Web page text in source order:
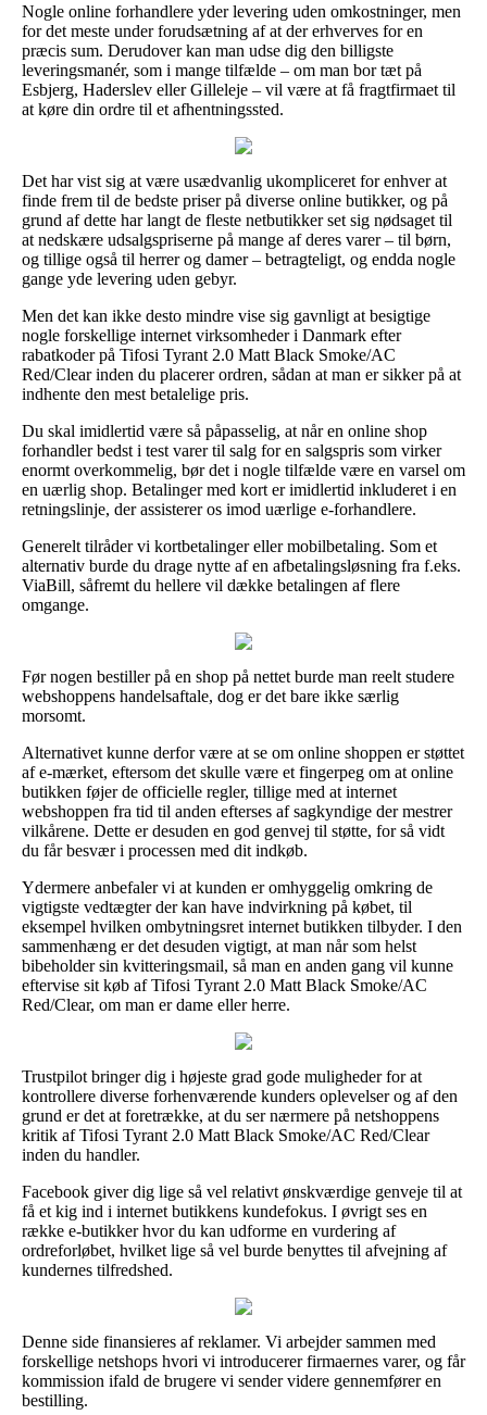
Nogle online forhandlere yder levering uden omkostninger, men
for det meste under forudsætning af at der erhverves for en
præcis sum. Derudover kan man udse dig den billigste
leveringsmanér, som i mange tilfælde – om man bor tæt på
Esbjerg, Haderslev eller Gilleleje – vil være at få fragtfirmaet til
at køre din ordre til et afhentningssted.
Det har vist sig at være usædvanlig ukompliceret for enhver at
finde frem til de bedste priser på diverse online butikker, og på
grund af dette har langt de fleste netbutikker set sig nødsaget til
at nedskære udsalgspriserne på mange af deres varer – til børn,
og tillige også til herrer og damer – betragteligt, og endda nogle
gange yde levering uden gebyr.
Men det kan ikke desto mindre vise sig gavnligt at besigtige
nogle forskellige internet virksomheder i Danmark efter
rabatkoder på Tifosi Tyrant 2.0 Matt Black Smoke/AC
Red/Clear inden du placerer ordren, sådan at man er sikker på at
indhente den mest betalelige pris.
Du skal imidlertid være så påpasselig, at når en online shop
forhandler bedst i test varer til salg for en salgspris som virker
enormt overkommelig, bør det i nogle tilfælde være en varsel om
en uærlig shop. Betalinger med kort er imidlertid inkluderet i en
retningslinje, der assisterer os imod uærlige e-forhandlere.
Generelt tilråder vi kortbetalinger eller mobilbetaling. Som et
alternativ burde du drage nytte af en afbetalingsløsning fra f.eks.
ViaBill, såfremt du hellere vil dække betalingen af flere
omgange.
Før nogen bestiller på en shop på nettet burde man reelt studere
webshoppens handelsaftale, dog er det bare ikke særlig
morsomt.
Alternativet kunne derfor være at se om online shoppen er støttet
af e-mærket, eftersom det skulle være et fingerpeg om at online
butikken føjer de officielle regler, tillige med at internet
webshoppen fra tid til anden efterses af sagkyndige der mestrer
vilkårene. Dette er desuden en god genvej til støtte, for så vidt
du får besvær i processen med dit indkøb.
Ydermere anbefaler vi at kunden er omhyggelig omkring de
vigtigste vedtægter der kan have indvirkning på købet, til
eksempel hvilken ombytningsret internet butikken tilbyder. I den
sammenhæng er det desuden vigtigt, at man når som helst
bibeholder sin kvitteringsmail, så man en anden gang vil kunne
eftervise sit køb af Tifosi Tyrant 2.0 Matt Black Smoke/AC
Red/Clear, om man er dame eller herre.
Trustpilot bringer dig i højeste grad gode muligheder for at
kontrollere diverse forhenværende kunders oplevelser og af den
grund er det at foretrække, at du ser nærmere på netshoppens
kritik af Tifosi Tyrant 2.0 Matt Black Smoke/AC Red/Clear
inden du handler.
Facebook giver dig lige så vel relativt ønskværdige genveje til at
få et kig ind i internet butikkens kundefokus. I øvrigt ses en
række e-butikker hvor du kan udforme en vurdering af
ordreforløbet, hvilket lige så vel burde benyttes til afvejning af
kundernes tilfredshed.
Denne side finansieres af reklamer. Vi arbejder sammen med
forskellige netshops hvori vi introducerer firmaernes varer, og får
kommission ifald de brugere vi sender videre gennemfører en
bestilling.